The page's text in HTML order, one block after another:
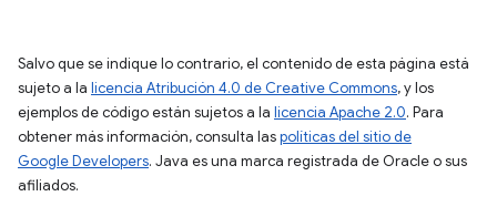
Salvo que se indique lo contrario, el contenido de esta página está
sujeto a la licencia Atribución 4.0 de Creative Commons, y los
ejemplos de código están sujetos a la licencia Apache 2.0. Para
obtener más información, consulta laspolíticas del sitio de
Google Developers. Java es una marca registrada de Oracle o sus
afiliados.